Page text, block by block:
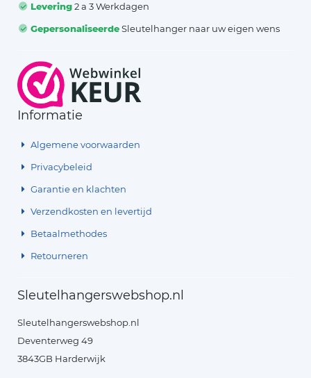
Levering2 a 3 Werkdagen
GepersonaliseerdeSleutelhanger naar uw eigen wens
Informatie
Algemene voorwaarden
Privacybeleid
Garantie en klachten
Verzendkosten en levertijd
Betaalmethodes
Retourneren
Sleutelhangerswebshop.nl
Sleutelhangerswebshop.nl
Deventerweg 49
3843GB Harderwijk